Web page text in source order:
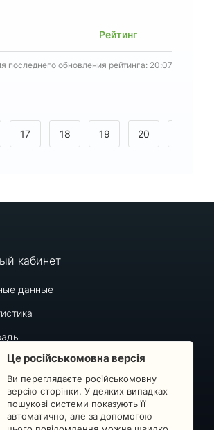
Рейтинг
последнего обновления рейтинга: 20:07
17 18 19 20
кабинет
данные
Це російськомовна версія
Ви переглядаєте російськомовну
версію сторінки. У деяких випадках
пошукові системи показують її
автоматично, але за допомогою